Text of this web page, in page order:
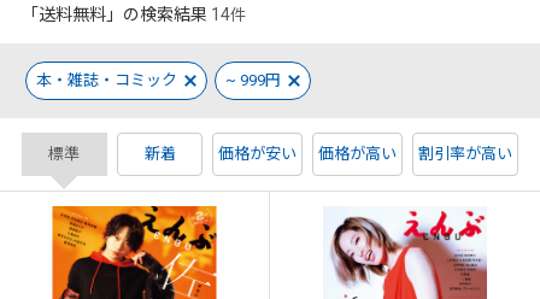
「送料無料」の検索結果 14件
本・雑誌・コミック ~ 999円
標準 新着 価格が安い 価格が高い 割引率が高い